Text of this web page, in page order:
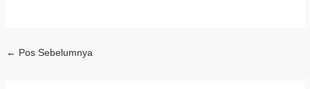
← Pos Sebelumnya